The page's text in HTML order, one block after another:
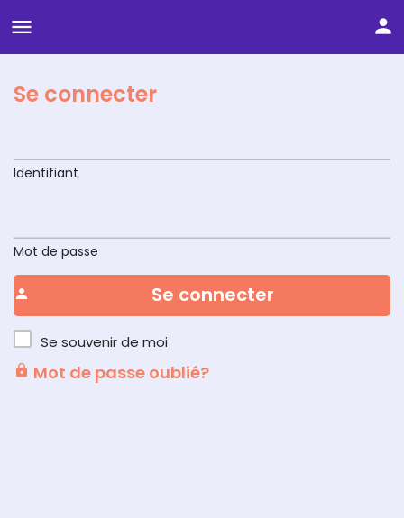
Se connecter
Identifiant
Mot de passe
Se connecter
Se souvenir de moi
Mot de passe oublié?